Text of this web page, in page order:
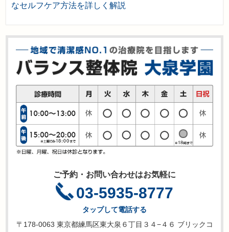
なセルフケア方法を詳しく解説
ご予約・お問い合わせはお気軽に
03-5935-8777
タップして電話する
〒178-0063 東京都練馬区東大泉６丁目３４−４６ ブリックコ